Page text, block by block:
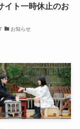
イト一時休止のお
お知らせ